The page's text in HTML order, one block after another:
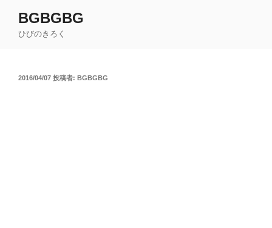
BGBGBG
ひびのきろく
投
2016/04/07 投稿者: BGBGBG